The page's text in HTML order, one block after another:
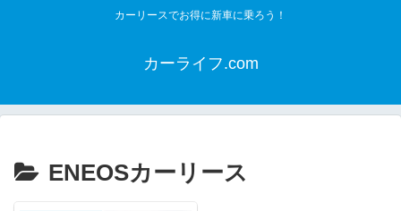
カーリースでお得に新車に乗ろう！
カーライフ.com
ENEOSカーリース